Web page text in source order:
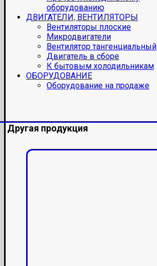
оборудованию
ДВИГАТЕЛИ, ВЕНТИЛЯТОРЫ
Вентиляторы плоские
Микродвигатели
Вентилятор тангенциальный
Двигатель в сборе
К бытовым холодильникам
ОБОРУДОВАНИЕ
Оборудование на продаже
Другая продукция